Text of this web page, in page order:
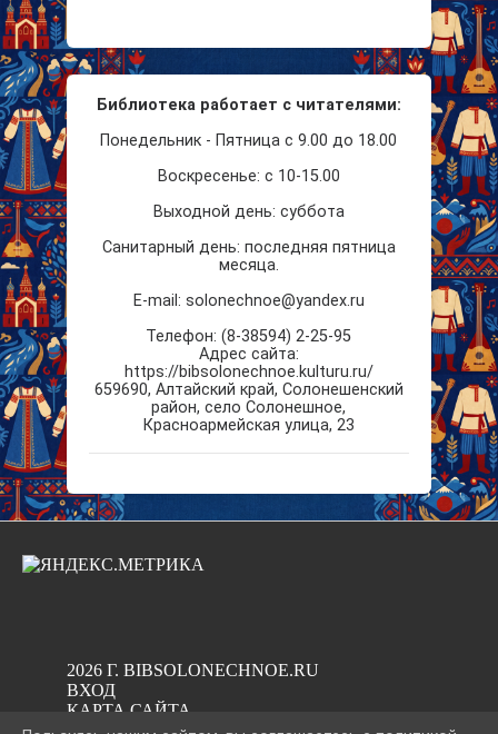
Библиотека работает с читателями:
Понедельник - Пятница с 9.00 до 18.00
Воскресенье: с 10-15.00
Выходной день: суббота
Санитарный день: последняя пятница
месяца.
E-mail: solonechnoe@yandex.ru
Телефон: (8-38594) 2-25-95
Aдрес сайта:
https://bibsolonechnoe.kulturu.ru/
659690, Алтайский край, Солонешенский
район, село Солонешное,
Красноармейская улица, 23
2026 Г. BIBSOLONECHNOE.RU
ВХОД
КАРТА САЙТА